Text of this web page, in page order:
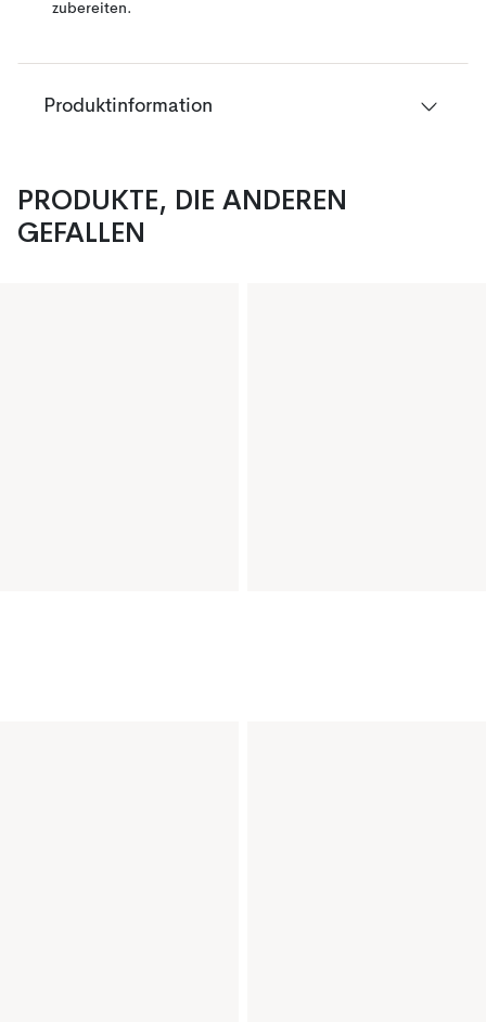
zubereiten.
Produktinformation
PRODUKTE, DIE ANDEREN
GEFALLEN